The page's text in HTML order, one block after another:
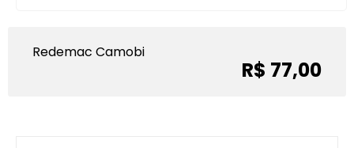
Redemac Camobi
R$ 77,00